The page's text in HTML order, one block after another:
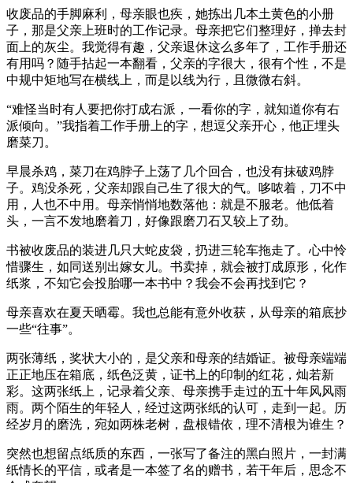
收废品的手脚麻利，母亲眼也疾，她拣出几本土黄色的小册
子，那是父亲上班时的工作记录。母亲把它们整理好，掸去封
面上的灰尘。我觉得有趣，父亲退休这么多年了，工作手册还
有用吗？随手拈起一本翻看，父亲的字很大，很有个性，不是
中规中矩地写在横线上，而是以线为行，且微微右斜。
“难怪当时有人要把你打成右派，一看你的字，就知道你有右
派倾向。”我指着工作手册上的字，想逗父亲开心，他正埋头
磨菜刀。
早晨杀鸡，菜刀在鸡脖子上荡了几个回合，也没有抹破鸡脖
子。鸡没杀死，父亲却跟自己生了很大的气。哆哝着，刀不中
用，人也不中用。母亲悄悄地数落他：就是不服老。他低着
头，一言不发地磨着刀，好像跟磨刀石又较上了劲。
书被收废品的装进几只大蛇皮袋，扔进三轮车拖走了。心中怜
惜骤生，如同送别出嫁女儿。书卖掉，就会被打成原形，化作
纸浆，不知它会投胎哪一本书中？我会不会再找到它？
母亲喜欢在夏天晒霉。我也总能有意外收获，从母亲的箱底抄
一些“往事”。
两张薄纸，奖状大小的，是父亲和母亲的结婚证。被母亲端端
正正地压在箱底，纸色泛黄，证书上的印制的红花，灿若新
彩。这两张纸上，记录着父亲、母亲携手走过的五十年风风雨
雨。两个陌生的年轻人，经过这两张纸的认可，走到一起。历
经岁月的磨洗，宛如两株老树，盘根错依，理不清根为谁生？
突然也想留点纸质的东西，一张写了备注的黑白照片，一封满
纸情长的平信，或者是一本签了名的赠书，若干年后，思念不